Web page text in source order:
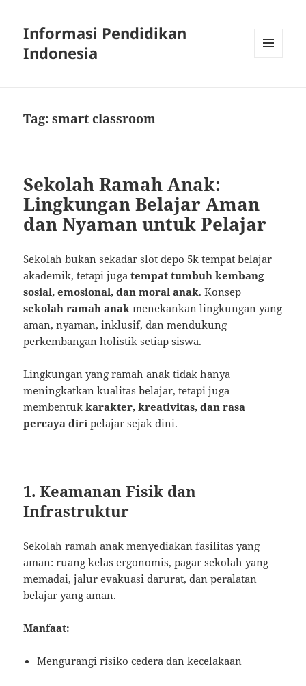
Informasi Pendidikan
Indonesia
Tag:smart classroom
Sekolah Ramah Anak:
Lingkungan Belajar Aman
dan Nyaman untuk Pelajar
Sekolah bukan sekadarslot depo 5k tempat belajar
akademik, tetapi jugatempat tumbuh kembang
sosial, emosional, dan moral anak. Konsep
sekolah ramah anak menekankan lingkungan yang
aman, nyaman, inklusif, dan mendukung
perkembangan holistik setiap siswa.
Lingkungan yang ramah anak tidak hanya
meningkatkan kualitas belajar, tetapi juga
membentukkarakter, kreativitas, dan rasa
percaya diri pelajar sejak dini.
1. Keamanan Fisik dan
Infrastruktur
Sekolah ramah anak menyediakan fasilitas yang
aman: ruang kelas ergonomis, pagar sekolah yang
memadai, jalur evakuasi darurat, dan peralatan
belajar yang aman.
Manfaat:
Mengurangi risiko cedera dan kecelakaan